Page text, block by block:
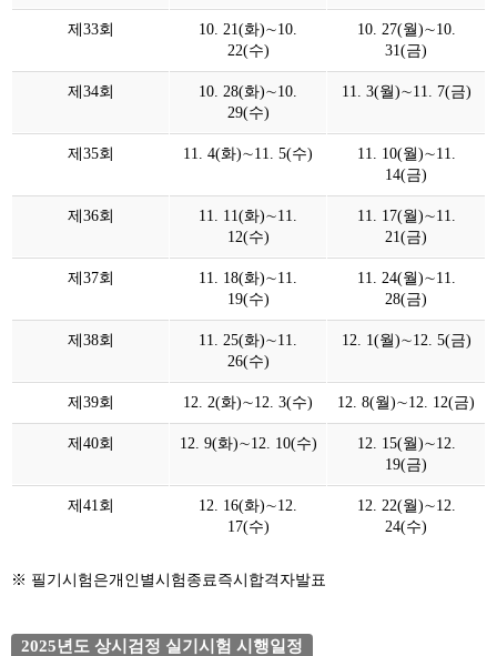
제33회
10. 21(화)∼10.
22(수)
10. 27(월)∼10.
31(금)
제34회
10. 28(화)∼10.
29(수)
11. 3(월)∼11. 7(금)
제35회 11. 4(화)∼11. 5(수)
11. 10(월)∼11.
14(금)
제36회
11. 11(화)∼11.
12(수)
11. 17(월)∼11.
21(금)
제37회
11. 18(화)∼11.
19(수)
11. 24(월)∼11.
28(금)
제38회
11. 25(화)∼11.
26(수)
12. 1(월)∼12. 5(금)
제39회 12. 2(화)∼12. 3(수) 12. 8(월)∼12. 12(금)
제40회 12. 9(화)∼12. 10(수)
12. 15(월)∼12.
19(금)
제41회
12. 16(화)∼12.
17(수)
12. 22(월)∼12.
24(수)
※ 필기시험은개인별시험종료즉시합격자발표
2025년도 상시검정 실기시험 시행일정